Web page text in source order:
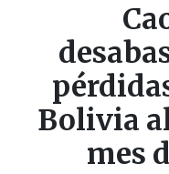
Bolivia
mes